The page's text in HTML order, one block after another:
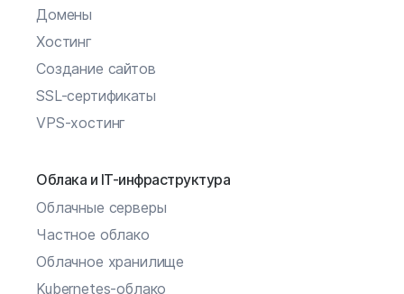
Домены
Хостинг
Создание сайтов
SSL-сертификаты
VPS-хостинг
Облака и IT-инфраструктура
Облачные серверы
Частное облако
Облачное хранилище
Kubernetes-облако